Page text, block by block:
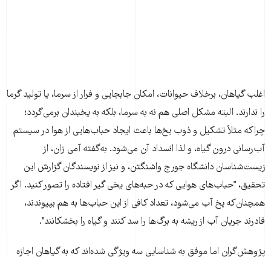
اغلب گیاهان، برخلاف حیوانات، امکان جابجایی و فرار از سرما، یا تولید گرما
را ندارند. البته مشکل اصلی هم نه به سرما، بلکه به یخبندان برمی‌گردد؛
چراکه مثلاً تشکیل و ذوب یخ‌ها باعث ایجاد حباب‌هایی از هوا در سیستم
آب‌رسانی درون گیاه، و لذا انسداد آن می‌شود. به‌گفته آمی زان، از
زیست‌شناسان دانشگاه جورج واشنگتن، و نیز از نویسندگان گزارش این
تحقیق، "حباب‌های هوایی که در حبه‌های یخی گیر افتاده را تصور کنید. اگر
همچنان‌که یخ آب می‌شود، تعداد کافی از این حباب‌ها به هم بپیوندند،
قادرند جریان آب از ریشه به برگ‌ها را سد کنند و گیاه را بخشکانند".
پژوهش‌گران اما موفق به شناسایی سه ویژگی شده‌اند که به گیاهان اجازه